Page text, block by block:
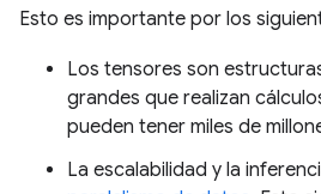
Esto es importante por los
Los tensores son
grandes que realizan
pueden tener miles de
La escalabilidad y la